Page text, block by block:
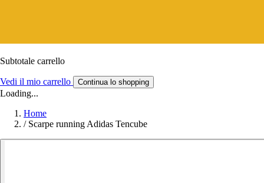
Subtotale carrello
Vedi il mio carrello Continua lo shopping
Loading...
Home
/ Scarpe running Adidas Tencube